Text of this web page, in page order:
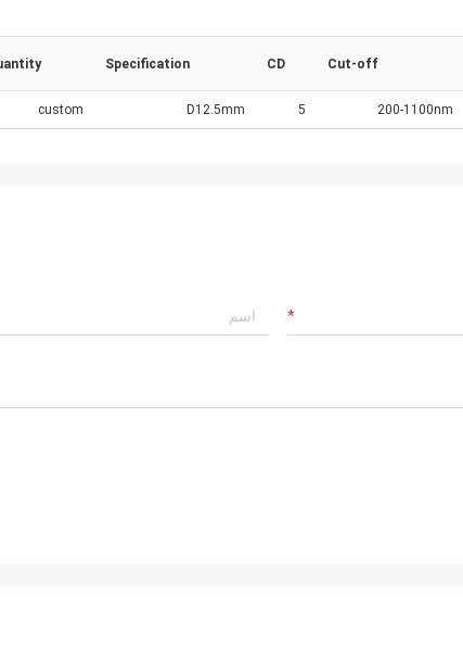
Cut-off
CD
Specification
200-1100nm
5
D12.5mm
custom